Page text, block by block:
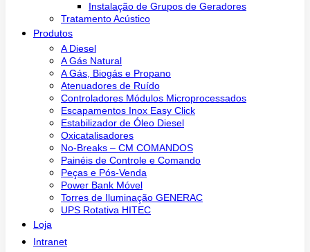
Instalação de Grupos de Geradores
Tratamento Acústico
Produtos
A Diesel
A Gás Natural
A Gás, Biogás e Propano
Atenuadores de Ruído
Controladores Módulos Microprocessados
Escapamentos Inox Easy Click
Estabilizador de Óleo Diesel
Oxicatalisadores
No-Breaks – CM COMANDOS
Painéis de Controle e Comando
Peças e Pós-Venda
Power Bank Móvel
Torres de Iluminação GENERAC
UPS Rotativa HITEC
Loja
Intranet